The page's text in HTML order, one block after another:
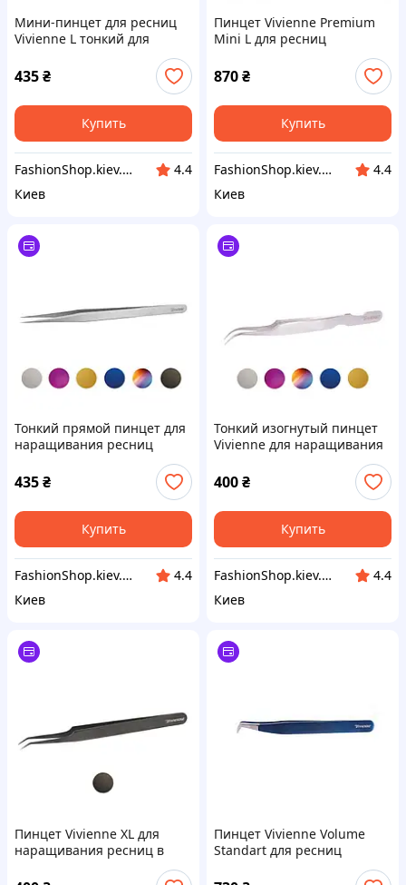
Мини-пинцет для ресниц
Vivienne L тонкий для
объемного наращивания
435₴
Купить
FashionShop.kiev.ua - Материалы для красоты
4.4
Киев
Пинцет Vivienne Premium
Mini L для ресниц
870₴
Купить
FashionShop.kiev.ua - Материалы для красоты
4.4
Киев
Тонкий прямой пинцет для
наращивания ресниц
натуральных ресниц
435₴
Купить
FashionShop.kiev.ua - Материалы для красоты
4.4
Киев
Тонкий изогнутый пинцет
Vivienne для наращивания
400₴
Купить
FashionShop.kiev.ua - Материалы для красоты
4.4
Киев
Пинцет Vivienne XL для
наращивания ресниц в
Пинцет Vivienne Volume
Standart для ресниц